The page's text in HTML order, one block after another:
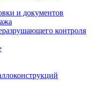
и документов
контроля